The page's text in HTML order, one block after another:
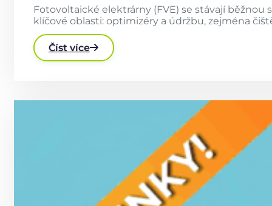
Fotovoltaické elektrárny (FVE) se stávají
klíčové oblasti: optimizéry a údržbu, zejména
Číst více